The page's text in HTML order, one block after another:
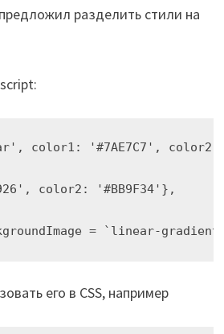
разделить стили на
color1: '#7AE7C7', color2:
color2: '#BB9F34'},
его в CSS, например